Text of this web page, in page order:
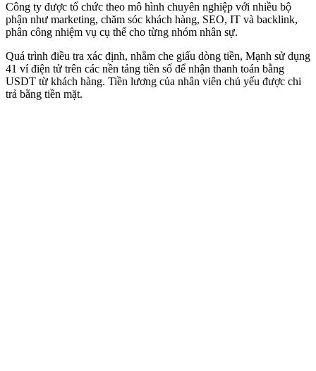
Công ty được tổ chức theo mô hình chuyên nghiệp với nhiều bộ
phận như marketing, chăm sóc khách hàng, SEO, IT và backlink,
phân công nhiệm vụ cụ thể cho từng nhóm nhân sự.
Quá trình điều tra xác định, nhằm che giấu dòng tiền, Mạnh sử dụng
41 ví điện tử trên các nền tảng tiền số để nhận thanh toán bằng
USDT từ khách hàng. Tiền lương của nhân viên chủ yếu được chi
trả bằng tiền mặt.